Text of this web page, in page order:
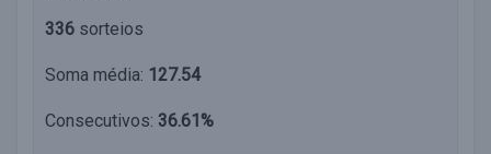
336 sorteios
Soma média: 127.54
Consecutivos: 36.61%